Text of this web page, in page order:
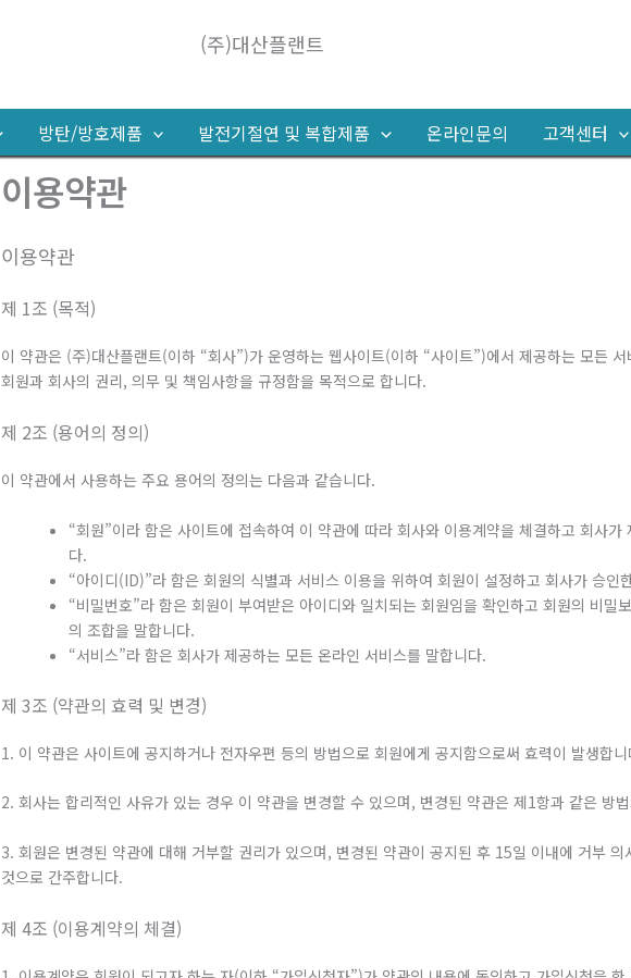
(주)대산플랜트
방탄/방호제품 발전기절연 및 복합제품 온라인문의 고객센터
이용약관
이용약관
제 1조 (목적)
이 약관은 (주)대산플랜트(이하 “회사”)가 운영하는 웹사이트(이하 “사이트”)에서 제공하는 모든
회원과 회사의 권리, 의무 및 책임사항을 규정함을 목적으로 합니다.
제 2조 (용어의 정의)
이 약관에서 사용하는 주요 용어의 정의는 다음과 같습니다.
“회원”이라 함은 사이트에 접속하여 이 약관에 따라 회사와 이용계약을 체결하고 회사
다.
“아이디(ID)”라 함은 회원의 식별과 서비스 이용을 위하여 회원이 설정하고 회사가 승인
“비밀번호”라 함은 회원이 부여받은 아이디와 일치되는 회원임을 확인하고 회원의 비밀
의 조합을 말합니다.
“서비스”라 함은 회사가 제공하는 모든 온라인 서비스를 말합니다.
제 3조 (약관의 효력 및 변경)
1. 이 약관은 사이트에 공지하거나 전자우편 등의 방법으로 회원에게 공지함으로써 효력이 발생합니
2. 회사는 합리적인 사유가 있는 경우 이 약관을 변경할 수 있으며, 변경된 약관은 제1항과 같은 방
3. 회원은 변경된 약관에 대해 거부할 권리가 있으며, 변경된 약관이 공지된 후 15일 이내에 거부
것으로 간주합니다.
제 4조 (이용계약의 체결)